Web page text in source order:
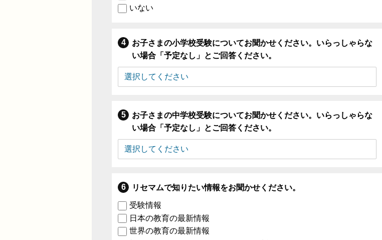
いない
お子さまの小学校受験についてお聞かせください。いらっしゃらな
い場合「予定なし」とご回答ください。
お子さまの中学校受験についてお聞かせください。いらっしゃらな
い場合「予定なし」とご回答ください。
リセマムで知りたい情報をお聞かせください。
受験情報
日本の教育の最新情報
世界の教育の最新情報